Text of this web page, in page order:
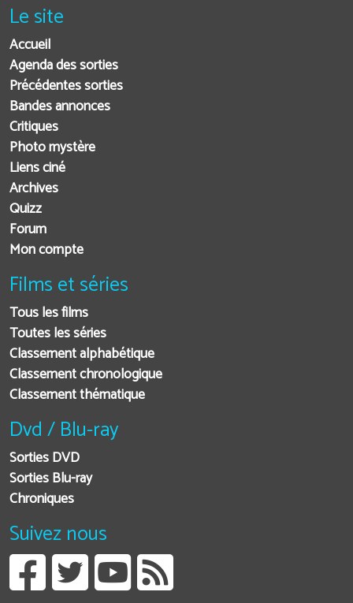
Le site
Accueil
Agenda des sorties
Précédentes sorties
Bandes annonces
Critiques
Photo mystère
Liens ciné
Archives
Quizz
Forum
Mon compte
Films et séries
Tous les films
Toutes les séries
Classement alphabétique
Classement chronologique
Classement thématique
Dvd / Blu-ray
Sorties DVD
Sorties Blu-ray
Chroniques
Suivez nous